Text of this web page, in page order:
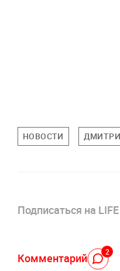
НОВОСТИ
Подписаться на LIFE
Комментарий 2